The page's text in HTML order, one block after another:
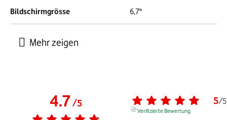
Bildschirmgrösse 6,7"
4.7/5 5/5
Verifizierte Bewertung